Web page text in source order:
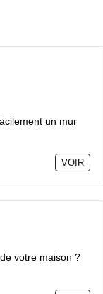
un mur
VOIR
votre maison ?